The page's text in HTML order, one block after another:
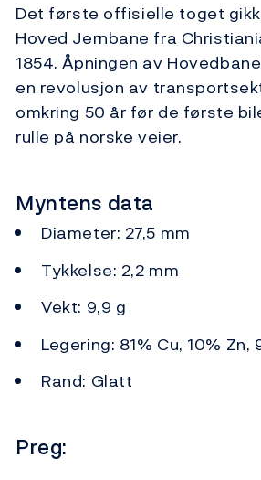
Det første offisielle toget
Hoved Jernbane fra
1854. Åpningen av
en revolusjon av
omkring 50 år før de første
rulle på norske veier.
Myntens data
Diameter: 27,5 mm
Tykkelse: 2,2 mm
Vekt: 9,9 g
Legering: 81% Cu, 10% Zn,
Rand: Glatt
Preg: